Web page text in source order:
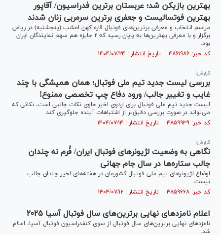
بهترین بازیکن شد؛ عربستان برترین فدراسیون/ آقاپور
بهترین فوتسالیست و جعفری برترین سرمربی زنان شدند
مراسم انتخاب و معرفی برترین‌های فوتبال قاره کهن امشب (پنجشنبه) در ریاض
برگزار و با معرفی بهترین‌ها به پایان رسید که ۲ جایزه هم سهم نمایندگان ایران
بود.
کد خبر: ۴۸۶۱۹۸۶ تاریخ انتشار : ۱۴۰۴/۰۷/۲۴
گزارش|
بررسی لیست جدید تیم ملی فوتبال؛ همان همیشگی با چند
غایب و تغییر جالب/ ورود دفاع چپ تخصصی ممنوع!
لیست جدید تیم ملی فوتبال برای اردوی اخیر حاوی نکات جالبی است، نکاتی که
می‌تواند در صورت بررسی دقیق‌تر از اشتباهات آینده جلوگیری کند.
کد خبر: ۴۸۵۹۹۳۹ تاریخ انتشار : ۱۴۰۴/۰۷/۱۴
گزارش|
نگاهی به وضعیت لژیونرهای فوتبال ایران/ فُرم نه چندان
جالب ستاره‌ها در سال جام جهانی
اوضاع لژیونر‌های تیم ملی فوتبال کشورمان در هفته‌های اخیر چندان جالب
نیست.
کد خبر: ۴۸۵۹۶۶۸ تاریخ انتشار : ۱۴۰۴/۰۷/۱۲
اعلام نامزد‌های نهایی برترین‌های سال فوتبال آسیا ۲۰۲۵
نامزدهای نهایی برترین‌های سال فوتبال از سوی کنفدراسیون فوتبال آسیا، اعلام
شد.